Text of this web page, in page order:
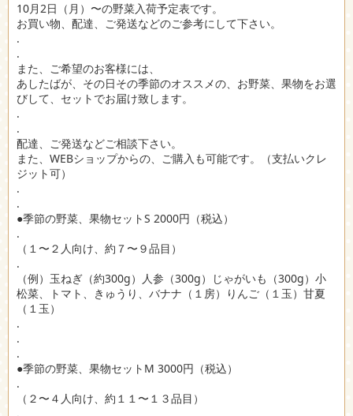
10月2日（月）〜の野菜入荷予定表です。
お買い物、配達、ご発送などのご参考にして下さい。
.
.
また、ご希望のお客様には、
あしたばが、その日その季節のオススメの、お野菜、果物をお選
びして、セットでお届け致します。
.
.
配達、ご発送などご相談下さい。
また、WEBショップからの、ご購入も可能です。（支払いクレ
ジット可）
.
.
●季節の野菜、果物セットS 2000円（税込）
.
（１〜２人向け、約７〜９品目）
.
（例）玉ねぎ（約300g）人参（300g）じゃがいも（300g）小
松菜、トマト、きゅうり、バナナ（１房）りんご（１玉）甘夏
（１玉）
.
.
.
●季節の野菜、果物セットM 3000円（税込）
.
（２〜４人向け、約１１〜１３品目）